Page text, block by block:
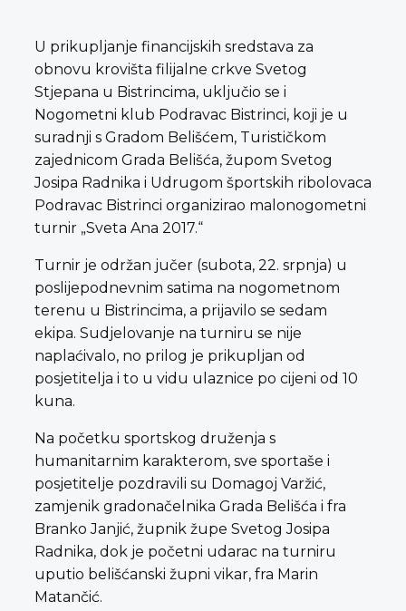
U prikupljanje financijskih sredstava za
obnovu krovišta filijalne crkve Svetog
Stjepana u Bistrincima, uključio se i
Nogometni klub Podravac Bistrinci, koji je u
suradnji s Gradom Belišćem, Turističkom
zajednicom Grada Belišća, župom Svetog
Josipa Radnika i Udrugom športskih ribolovaca
Podravac Bistrinci organizirao malonogometni
turnir „Sveta Ana 2017.“
Turnir je održan jučer (subota, 22. srpnja) u
poslijepodnevnim satima na nogometnom
terenu u Bistrincima, a prijavilo se sedam
ekipa. Sudjelovanje na turniru se nije
naplaćivalo, no prilog je prikupljan od
posjetitelja i to u vidu ulaznice po cijeni od 10
kuna.
Na početku sportskog druženja s
humanitarnim karakterom, sve sportaše i
posjetitelje pozdravili su Domagoj Varžić,
zamjenik gradonačelnika Grada Belišća i fra
Branko Janjić, župnik župe Svetog Josipa
Radnika, dok je početni udarac na turniru
uputio belišćanski župni vikar, fra Marin
Matančić.